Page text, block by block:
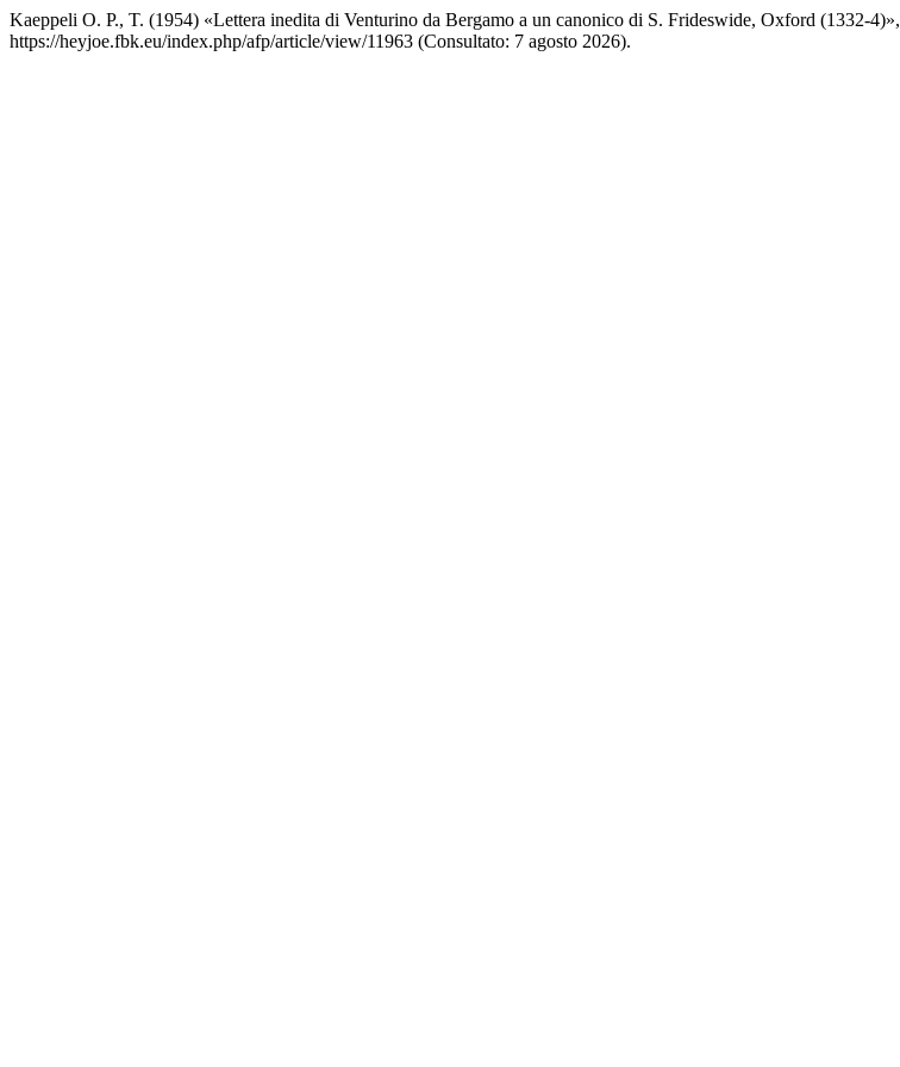
Kaeppeli O. P., T. (1954) «Lettera inedita di Venturino da Bergamo a un canonico di S. Frideswide, Oxford (1332-4)»,
https://heyjoe.fbk.eu/index.php/afp/article/view/11963 (Consultato: 7 agosto 2026).